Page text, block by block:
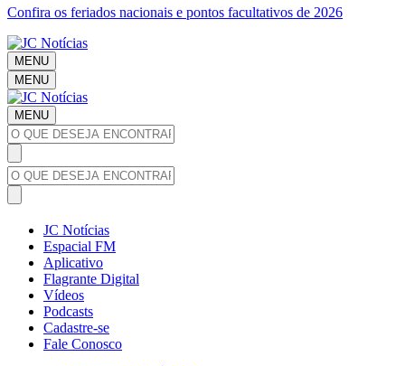
Confira os feriados nacionais e pontos facultativos de 2026
MENU
MENU
MENU
JC Notícias
Espacial FM
Aplicativo
Flagrante Digital
Vídeos
Podcasts
Cadastre-se
Fale Conosco